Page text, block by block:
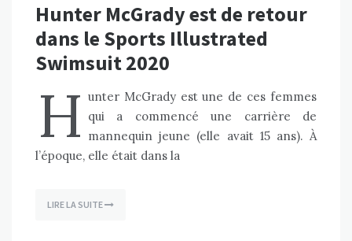
Hunter McGrady est de retour
dans le Sports Illustrated
Swimsuit 2020
H unter McGrady est une de ces femmes
qui a commencé une carrière de
mannequin jeune (elle avait 15 ans). À
l’époque, elle était dans la
LIRE LA SUITE